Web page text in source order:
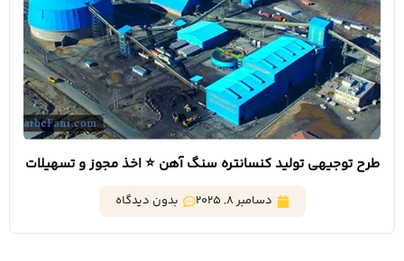
طرح توجیهی تولید کنسانتره سنگ آهن ⭐️ اخذ مجوز و تسهیلات
بانکی
دسامبر 8, 2025 بدون دیدگاه